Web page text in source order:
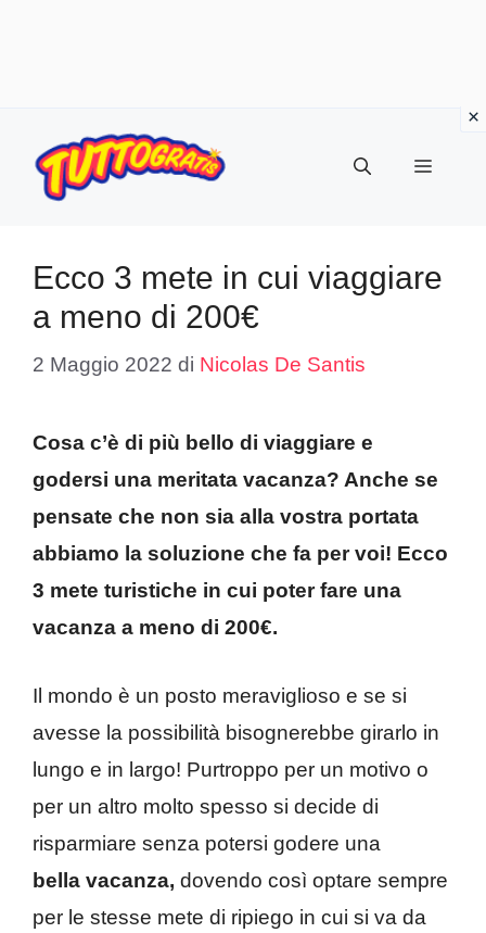
contenuto
Menu
Ecco 3 mete in cui viaggiare
a meno di 200€
2 Maggio 2022 di Nicolas De Santis
Cosa c’è di più bello di viaggiare e
godersi una meritata vacanza? Anche se
pensate che non sia alla vostra portata
abbiamo la soluzione che fa per voi! Ecco
3 mete turistiche in cui poter fare una
vacanza a meno di 200€.
Il mondo è un posto meraviglioso e se si
avesse la possibilità bisognerebbe girarlo in
lungo e in largo! Purtroppo per un motivo o
per un altro molto spesso si decide di
risparmiare senza potersi godere una
bella vacanza, dovendo così optare sempre
per le stesse mete di ripiego in cui si va da